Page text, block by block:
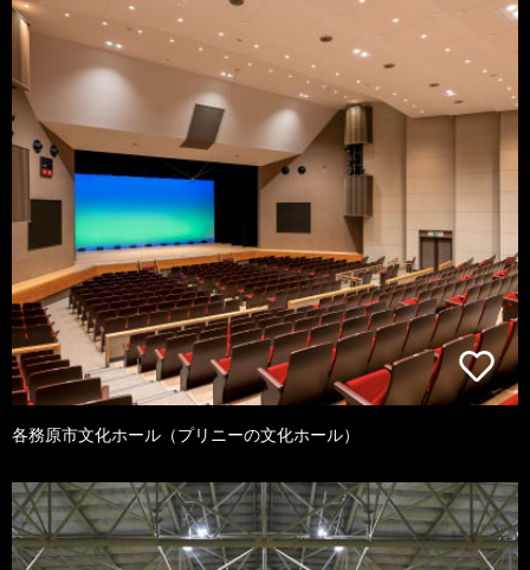
各務原市文化ホール（プリニーの文化ホール）